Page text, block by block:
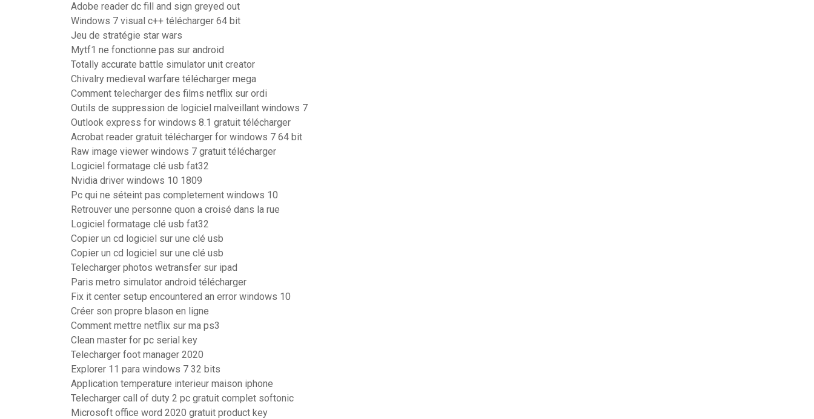
Adobe reader dc fill and sign greyed out
Windows 7 visual c++ télécharger 64 bit
Jeu de stratégie star wars
Mytf1 ne fonctionne pas sur android
Totally accurate battle simulator unit creator
Chivalry medieval warfare télécharger mega
Comment telecharger des films netflix sur ordi
Outils de suppression de logiciel malveillant windows 7
Outlook express for windows 8.1 gratuit télécharger
Acrobat reader gratuit télécharger for windows 7 64 bit
Raw image viewer windows 7 gratuit télécharger
Logiciel formatage clé usb fat32
Nvidia driver windows 10 1809
Pc qui ne séteint pas completement windows 10
Retrouver une personne quon a croisé dans la rue
Logiciel formatage clé usb fat32
Copier un cd logiciel sur une clé usb
Copier un cd logiciel sur une clé usb
Telecharger photos wetransfer sur ipad
Paris metro simulator android télécharger
Fix it center setup encountered an error windows 10
Créer son propre blason en ligne
Comment mettre netflix sur ma ps3
Clean master for pc serial key
Telecharger foot manager 2020
Explorer 11 para windows 7 32 bits
Application temperature interieur maison iphone
Telecharger call of duty 2 pc gratuit complet softonic
Microsoft office word 2020 gratuit product key